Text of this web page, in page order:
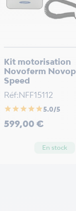
Kit motorisation
Novoferm
Speed
Réf:NFF15112
star star star star star5.0/5
Prix
599,00 €
En stock